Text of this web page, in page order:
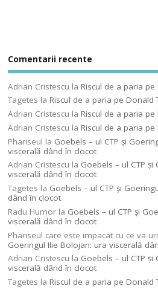
Comentarii recente
Adrian Cristescu laRiscul de a paria
Tagetes laRiscul de a paria pe Donald
Adrian Cristescu laRiscul de a paria
Adrian Cristescu laRiscul de a paria
Phariseul la Goebels – ul CTP şi
viscerală dând în clocot
Adrian Cristescu la Goebels – ul CTP
viscerală dând în clocot
Tagetes la Goebels – ul CTP şi
dând în clocot
Radu Humor la Goebels – ul CTP şi
viscerală dând în clocot
Phariseul care este impacat cu ce va
Goeringul Ilie Bolojan: ura viscerală
Adrian Cristescu la Goebels – ul CTP
viscerală dând în clocot
Tagetes laRiscul de a paria pe Donald